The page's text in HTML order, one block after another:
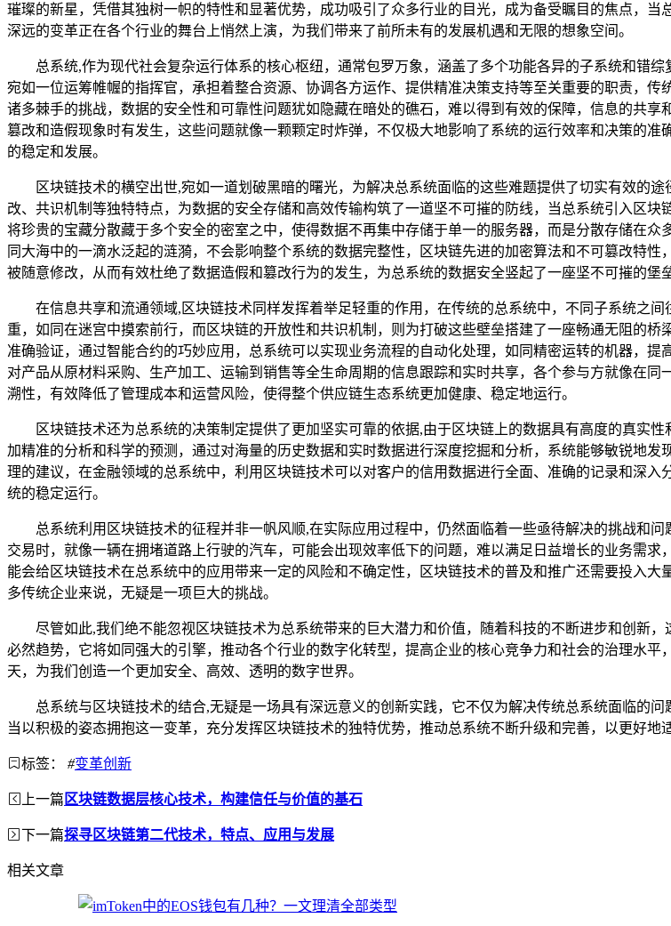
璀璨的新星，凭借其独树一帜的特性和显著优势，成功吸引了众多行业的目光，成为备受瞩目的焦点，
深远的变革正在各个行业的舞台上悄然上演，为我们带来了前所未有的发展机遇和无限的想象空间。
总系统,作为现代社会复杂运行体系的核心枢纽，通常包罗万象，涵盖了多个功能各异的子系统和错
宛如一位运筹帷幄的指挥官，承担着整合资源、协调各方运作、提供精准决策支持等至关重要的职责，
诸多棘手的挑战，数据的安全性和可靠性问题犹如隐藏在暗处的礁石，难以得到有效的保障，信息的共
篡改和造假现象时有发生，这些问题就像一颗颗定时炸弹，不仅极大地影响了系统的运行效率和决策的
的稳定和发展。
区块链技术的横空出世,宛如一道划破黑暗的曙光，为解决总系统面临的这些难题提供了切实有效的
改、共识机制等独特特点，为数据的安全存储和高效传输构筑了一道坚不可摧的防线，当总系统引入区块
将珍贵的宝藏分散藏于多个安全的密室之中，使得数据不再集中存储于单一的服务器，而是分散存储在
同大海中的一滴水泛起的涟漪，不会影响整个系统的数据完整性，区块链先进的加密算法和不可篡改特
被随意修改，从而有效杜绝了数据造假和篡改行为的发生，为总系统的数据安全竖起了一座坚不可摧的堡垒
在信息共享和流通领域,区块链技术同样发挥着举足轻重的作用，在传统的总系统中，不同子系统之
重，如同在迷宫中摸索前行，而区块链的开放性和共识机制，则为打破这些壁垒搭建了一座畅通无阻的
准确验证，通过智能合约的巧妙应用，总系统可以实现业务流程的自动化处理，如同精密运转的机器，
对产品从原材料采购、生产加工、运输到销售等全生命周期的信息跟踪和实时共享，各个参与方就像在
溯性，有效降低了管理成本和运营风险，使得整个供应链生态系统更加健康、稳定地运行。
区块链技术还为总系统的决策制定提供了更加坚实可靠的依据,由于区块链上的数据具有高度的真实
加精准的分析和科学的预测，通过对海量的历史数据和实时数据进行深度挖掘和分析，系统能够敏锐地
理的建议，在金融领域的总系统中，利用区块链技术可以对客户的信用数据进行全面、准确的记录和深
统的稳定运行。
总系统利用区块链技术的征程并非一帆风顺,在实际应用过程中，仍然面临着一些亟待解决的挑战和
交易时，就像一辆在拥堵道路上行驶的汽车，可能会出现效率低下的问题，难以满足日益增长的业务需
能会给区块链技术在总系统中的应用带来一定的风险和不确定性，区块链技术的普及和推广还需要投入
多传统企业来说，无疑是一项巨大的挑战。
尽管如此,我们绝不能忽视区块链技术为总系统带来的巨大潜力和价值，随着科技的不断进步和创新
必然趋势，它将如同强大的引擎，推动各个行业的数字化转型，提高企业的核心竞争力和社会的治理水
天，为我们创造一个更加安全、高效、透明的数字世界。
总系统与区块链技术的结合,无疑是一场具有深远意义的创新实践，它不仅为解决传统总系统面临的
当以积极的姿态拥抱这一变革，充分发挥区块链技术的独特优势，推动总系统不断升级和完善，以更好地
标签： #变革创新
上一篇 区块链数据层核心技术，构建信任与价值的基石
下一篇探寻区块链第二代技术，特点、应用与发展
相关文章